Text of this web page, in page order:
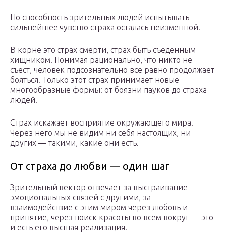
Но способность зрительных людей испытывать
сильнейшее чувство страха осталась неизменной.
В корне это страх смерти, страх быть съеденным
хищником. Понимая рационально, что никто не
съест, человек подсознательно все равно продолжает
бояться. Только этот страх принимает новые
многообразные формы: от боязни пауков до страха
людей.
Страх искажает восприятие окружающего мира.
Через него мы не видим ни себя настоящих, ни
других — такими, какие они есть.
От страха до любви — один шаг
Зрительный вектор отвечает за выстраивание
эмоциональных связей с другими, за
взаимодействие с этим миром через любовь и
принятие, через поиск красоты во всем вокруг — это
и есть его высшая реализация.